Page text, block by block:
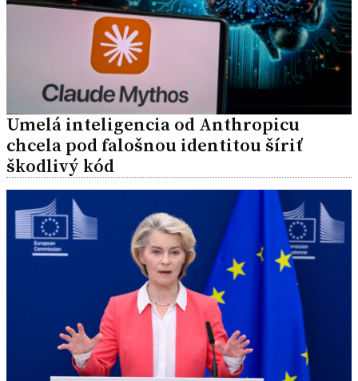
Umelá inteligencia od Anthropicu
chcela pod falošnou identitou šíriť
škodlivý kód